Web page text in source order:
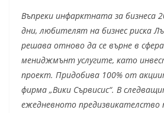
Въпреки инфарктната за бизнеса
дни, любителят на бизнес риска
решава отново да се върне в
мениджмънт услугите, като
проект. Придобива 100% от
фирма „Вики Сървисис“. В
ежедневното предизвикателство